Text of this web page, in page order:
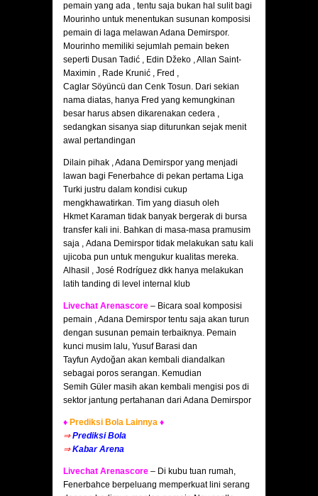
pemain yang ada , tentu saja bukan hal sulit bagi
Mourinho untuk menentukan susunan komposisi
pemain di laga melawan Adana Demirspor.
Mourinho memiliki sejumlah pemain beken
seperti Dusan Tadić , Edin Džeko , Allan Saint-
Maximin , Rade Krunić , Fred ,
Caglar Söyüncü dan Cenk Tosun. Dari sekian
nama diatas, hanya Fred yang kemungkinan
besar harus absen dikarenakan cedera ,
sedangkan sisanya siap diturunkan sejak menit
awal pertandingan
Dilain pihak , Adana Demirspor yang menjadi
lawan bagi Fenerbahce di pekan pertama Liga
Turki justru dalam kondisi cukup
mengkhawatirkan. Tim yang diasuh oleh
Hkmet Karaman tidak banyak bergerak di bursa
transfer kali ini. Bahkan di masa-masa pramusim
saja , Adana Demirspor tidak melakukan satu kali
ujicoba pun untuk mengukur kualitas mereka.
Alhasil , José Rodríguez dkk hanya melakukan
latih tanding di level internal klub
Livechat Arenascore – Bicara soal komposisi
pemain , Adana Demirspor tentu saja akan turun
dengan susunan pemain terbaiknya. Pemain
kunci musim lalu, Yusuf Barasi dan
Tayfun Aydoğan akan kembali diandalkan
sebagai poros serangan. Kemudian
Semih Güler masih akan kembali mengisi pos di
sektor jantung pertahanan dari Adana Demirspor
♦ Prediksi Bola Lainnya ♦
⇒ Prediksi Bola
⇒ Kabar Arena
Livechat Arenascore – Di kubu tuan rumah,
Fenerbahce berpeluang memperkuat lini serang